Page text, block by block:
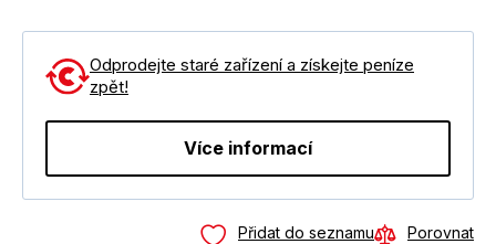
Odprodejte staré zařízení a získejte peníze
zpět!
Více informací
Přidat do seznamu Porovnat